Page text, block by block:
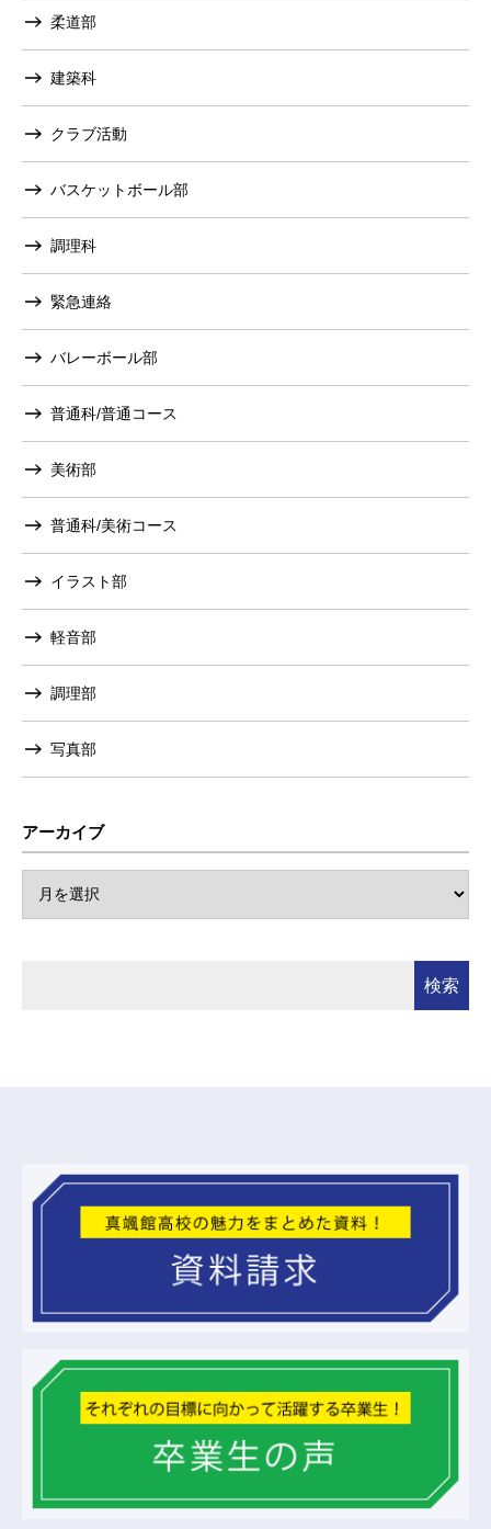
柔道部
建築科
クラブ活動
バスケットボール部
調理科
緊急連絡
バレーボール部
普通科/普通コース
美術部
普通科/美術コース
イラスト部
軽音部
調理部
写真部
アーカイブ